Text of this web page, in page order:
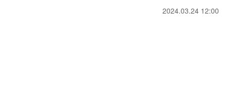
2024.03.24 12:00